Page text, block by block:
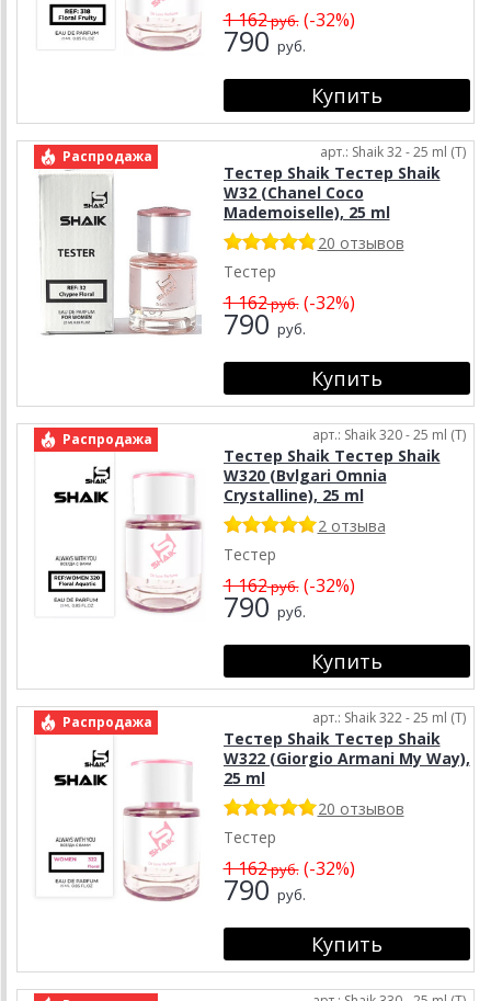
1 162руб.(-32%)
790 руб.
Распродажа арт.: Shaik 32 - 25 ml (T)
Тестер Shaik Тестер Shaik
W32 (Chanel Coco
Mademoiselle), 25 ml
20 отзывов
Тестер
1 162руб.(-32%)
790 руб.
Распродажа арт.: Shaik 320 - 25 ml (T)
Тестер Shaik Тестер Shaik
W320 (Bvlgari Omnia
Crystalline), 25 ml
2 отзыва
Тестер
1 162руб.(-32%)
790 руб.
Распродажа арт.: Shaik 322 - 25 ml (T)
Тестер Shaik Тестер Shaik
W322 (Giorgio Armani My Way),
25 ml
20 отзывов
Тестер
1 162руб.(-32%)
790 руб.